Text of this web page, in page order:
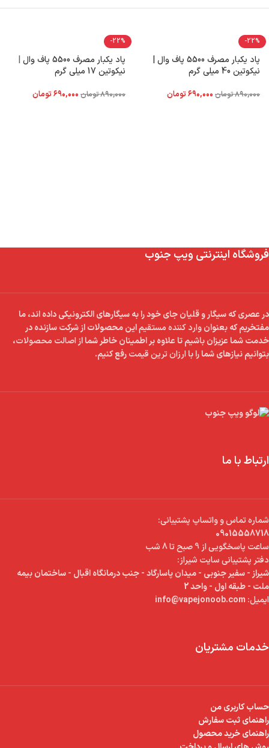
-22%
پاد یکبار مصرف 5500 پاف وال |
نیکوتین 40 میلی گرم
۸۹۰,۰۰۰تومان ۶۹۰,۰۰۰ تومان
-22%
پاد یکبار مصرف 5500 پاف وال |
نیکوتین 17 میلی گرم
۸۹۰,۰۰۰تومان ۶۹۰,۰۰۰ تومان
فروشگاه اینترنتی ویپ جنوب
در عصری که سیگار و قلیان جای خود را به سیگارهای الکترونیکی داده اند، ما
مفتخریم که بعنوانوارد کننده مستقیماین محصولات از شرکت سازنده در
خدمت شما عزیزان باشیم تا علاوه بر اطمینان خاطر شما ازاصالت محصولات،
بتوانیم نیازهای شما را باارزان ترین قیمترفع کنیم.
ارتباط با ما
شماره تماس و واتساپ پشتیبانی:
09015558718
ساعت پاسخگویی از 9 صبح تا 8 شب
دفتر پشتیبانی سایت شیراز:
شیراز - سفیر جنوبی - میدان پاسارگاد - جنب درمانگاه اقبال - ساختمان بیمه
ملت - طبقه اول - واحد 2
ایمیل:
خدمات مشتریان
حساب کاربری من
راهنمای ثبت سفارش
راهنمای خرید محصول